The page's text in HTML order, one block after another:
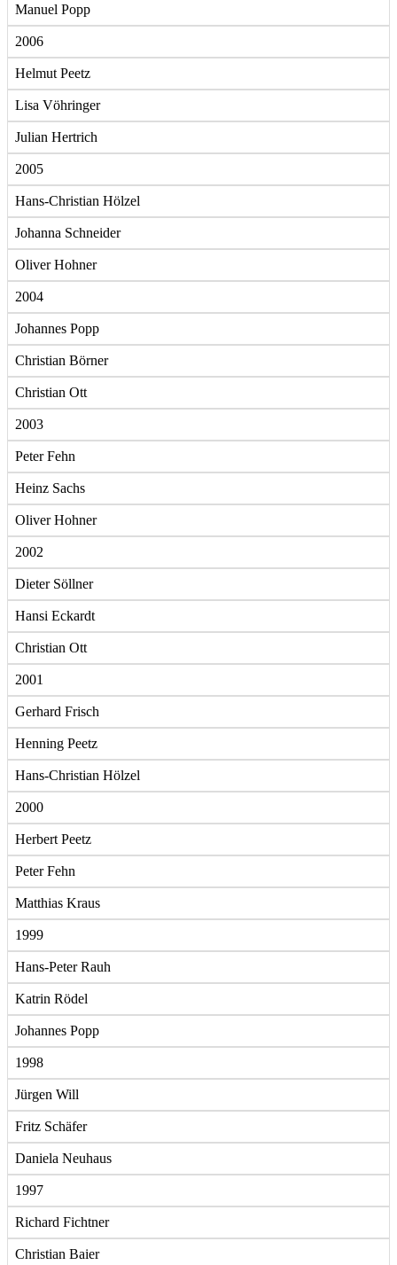
Manuel Popp
2006
Helmut Peetz
Lisa Vöhringer
Julian Hertrich
2005
Hans-Christian Hölzel
Johanna Schneider
Oliver Hohner
2004
Johannes Popp
Christian Börner
Christian Ott
2003
Peter Fehn
Heinz Sachs
Oliver Hohner
2002
Dieter Söllner
Hansi Eckardt
Christian Ott
2001
Gerhard Frisch
Henning Peetz
Hans-Christian Hölzel
2000
Herbert Peetz
Peter Fehn
Matthias Kraus
1999
Hans-Peter Rauh
Katrin Rödel
Johannes Popp
1998
Jürgen Will
Fritz Schäfer
Daniela Neuhaus
1997
Richard Fichtner
Christian Baier